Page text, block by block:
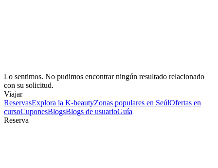
Lo sentimos. No pudimos encontrar ningún resultado relacionado
con su solicitud.
Viajar
ReservasExplora la K-beautyZonas populares en SeúlOfertas en
cursoCuponesBlogsBlogs de usuarioGuía
Reserva